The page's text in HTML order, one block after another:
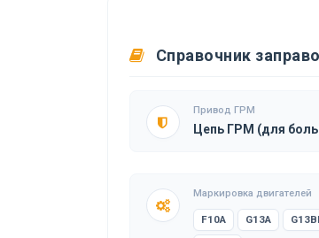
Справочник
Привод ГРМ
Цепь ГРМ (для
Маркировка двигателей
F10A G13A